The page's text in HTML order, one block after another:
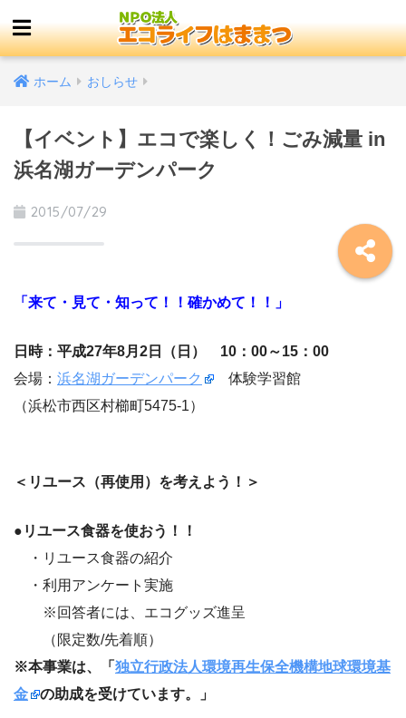
ホーム おしらせ
【イベント】エコで楽しく！ごみ減量 in
浜名湖ガーデンパーク
2015/07/29
「来て・見て・知って！！確かめて！！」
日時：平成27年8月2日（日） 10：00～15：00
会場： 浜名湖ガーデンパーク
体験学習館
（浜松市西区村櫛町5475-1）
＜リユース（再使用）を考えよう！＞
●リユース食器を使おう！！
・リユース食器の紹介
・利用アンケート実施
※回答者には、エコグッズ進呈
（限定数/先着順）
※本事業は、「 独立行政法人環境再生保全機構地球環境基
金
の助成を受けています。」